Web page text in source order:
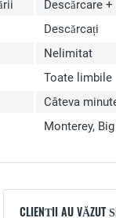
Descărcare +
Descărcați
Nelimitat
Toate limbile
Câteva
Monterey,
CLIENȚII AU VĂZUT